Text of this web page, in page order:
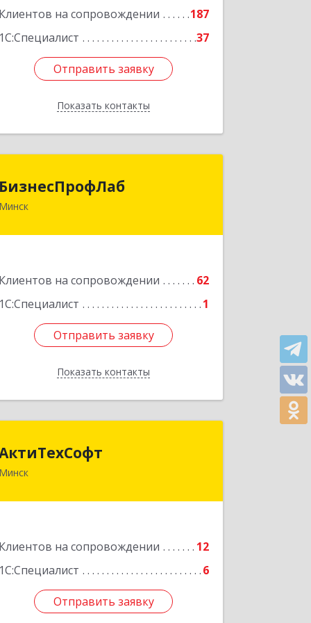
Клиентов на сопровождении
187
1С:Специалист
37
Отправить заявку
Показать контакты
Отправить заявку
Назад
БизнесПрофЛаб
Минск
Клиентов на сопровождении
62
1С:Специалист
1
Отправить заявку
Показать контакты
БизнесПрофЛаб
ул. Соломенная, д. 23, к. 18, 220088,
Отправить заявку
Назад
Минск
Клиентов на сопровождении
12
1С:Специалист
6
Отправить заявку
Республика Беларусь, г. Минск, ул.
Отправить заявку